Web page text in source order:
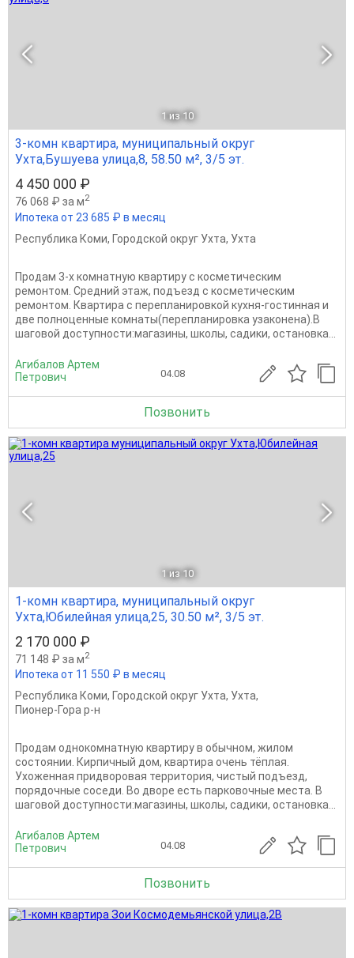
1 из 10
3-комн квартира, муниципальный округ
Ухта,Бушуева улица,8, 58.50 м², 3/5 эт.
4 450 000 ₽
76 068 ₽ за м2
Ипотека от 23 685 ₽ в месяц
Республика Коми, Городской округ Ухта, Ухта
Продам 3-х комнатную квартиру с косметическим
ремонтом. Средний этаж, подъезд с косметическим
ремонтом. Квартира с перепланировкой кухня-гостинная и
две полноценные комнаты(перепланировка узаконена).В
шаговой доступности:магазины, школы, садики, остановка...
Агибалов Артем
Петрович
04.08
Позвонить
1 из 10
1-комн квартира, муниципальный округ
Ухта,Юбилейная улица,25, 30.50 м², 3/5 эт.
2 170 000 ₽
71 148 ₽ за м2
Ипотека от 11 550 ₽ в месяц
Республика Коми, Городской округ Ухта, Ухта,
Пионер-Гора р-н
Продам однокомнатную квартиру в обычном, жилом
состоянии. Кирпичный дом, квартира очень тёплая.
Ухоженная придворовая территория, чистый подъезд,
порядочные соседи. Во дворе есть парковочные места. В
шаговой доступности:магазины, школы, садики, остановка...
Агибалов Артем
Петрович
04.08
Позвонить